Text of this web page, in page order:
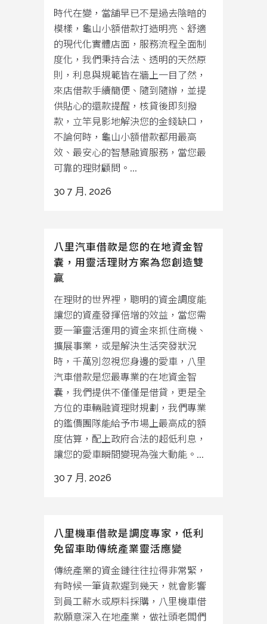
時代在變，當舖早已不是過去陰暗的
模樣，龜山小額借款打造明亮、舒適
的現代化實體店面，服務流程全面制
度化，我們秉持合法、透明的天然原
則，利息與規範皆在牆上一目了然，
來店借款手續簡便、隨到隨辦，並提
供貼心的還款提醒，核貸後即刻撥
款，立竿見影地解決您的金錢缺口，
不論何時，龜山小額借款都用最高
效、最安心的智慧融資服務，當您最
可靠的理財顧問。...
30 7 月, 2026
八里汽車借款是您的在地資金智
囊，用靈活理財方案為您創造雙
贏
在理財的世界裡，聰明的資金調度能
讓您的資產發揮倍增的效益，當您需
要一筆靈活運用的資金來抓住商機、
擴展事業，或是解決生活突發狀況
時，千萬別忽視您身邊的愛車，八里
汽車借款是您最專業的在地資金智
囊，我們提供不僅僅是借貸，更是全
方位的車輛融資理財規劃，我們專業
的鑑價團隊能給予市場上最高成的額
度估算，配上政府合法的超低利息，
讓您的愛車瞬間變現為強大動能。...
30 7 月, 2026
八里機車借款是調度專家，低利
免留車助傳統產業靈活應變
傳統產業的資金鏈往往拉得非常緊，
有時候一筆貨款遲到幾天，就會影響
到員工薪水或原料採購，八里機車借
款願意深入在地產業，做社頭老闆們